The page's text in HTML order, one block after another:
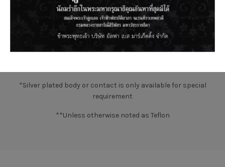
Clamp Gaskets
rubber
Synthetic
rubber
*Silver plated body or contact is only available for special
requirement
**Unless otherwise noted as Teflon